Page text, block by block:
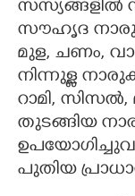
സസ്യങ്ങളിൽ
സൗഹൃദ
മുള, ചണം,
നിന്നുള്ള
റാമി, സിസൽ,
തുടങ്ങിയ
പുതിയ